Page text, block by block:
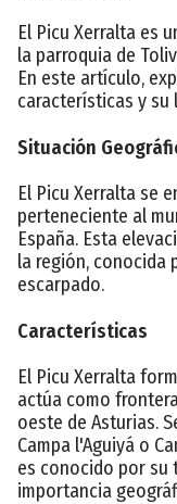
El Picu Xerralta es
la parroquia de
En este artículo,
características y su
Situación
El Picu Xerralta se
perteneciente al
España. Esta
la región, conocida
escarpado.
Características
El Picu Xerralta
actúa como
oeste de Asturias.
Campa l'Aguiyá o
es conocido por su
importancia